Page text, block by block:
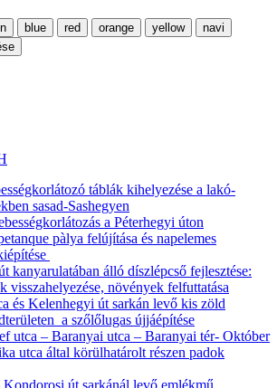
blue red orange yellow
navi
táblák kihelyezése a lakó-
sasad-Sashegyen
a Péterhegyi úton
pàlya felújítása és napelemes
kanyarulatában álló díszlépcső fejlesztése:
visszahelyezése, növények felfuttatása
és Kelenhegyi út sarkán levő kis zöld
a szőlőlugas újjáépítése
utca – Baranyai utca – Baranyai tér- Október
utca által körülhatárolt részen padok
Kondorosi út sarkánál levő emlékmű